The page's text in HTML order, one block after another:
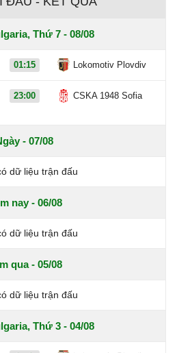
Thứ 7 - 08/08
01:15 Lokomotiv Plovdiv
23:00 CSKA 1948 Sofia
- 07/08
dữ liệu trận đấu
nay - 06/08
dữ liệu trận đấu
qua - 05/08
dữ liệu trận đấu
Thứ 3 - 04/08